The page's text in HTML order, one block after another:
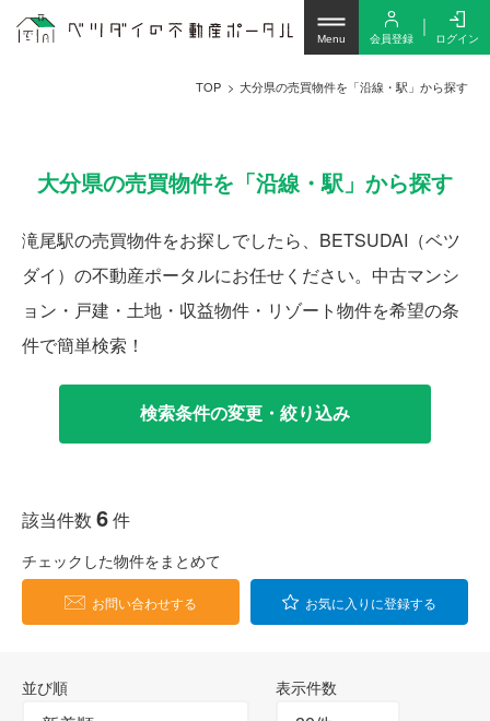
Menu 会員登録 ログイン
TOP 大分県の売買物件を「沿線・駅」から探す
大分県の売買物件を「沿線・駅」から探す
滝尾駅の売買物件をお探しでしたら、BETSUDAI（ベツ
ダイ）の不動産ポータルにお任せください。中古マンシ
ョン・戸建・土地・収益物件・リゾート物件を希望の条
件で簡単検索！
検索条件の変更・絞り込み
該当件数 6件
チェックした物件をまとめて
お問い合わせする お気に入りに登録する
並び順 表示件数